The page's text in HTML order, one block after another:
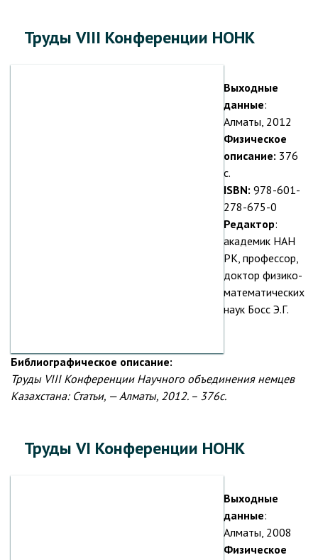
Труды VIII Конференции НОНК
Выходные
данные:
Алматы, 2012
Физическое
описание: 376
с.
ISBN: 978-601-
278-675-0
Редактор:
академик НАН
РК, профессор,
доктор физико-
математических
наук Босс Э.Г.
Библиографическое описание:
Труды VIII Конференции Научного объединения немцев
Казахстана: Статьи, — Алматы, 2012. – 376с.
Труды VI Конференции НОНК
Выходные
данные:
Алматы, 2008
Физическое